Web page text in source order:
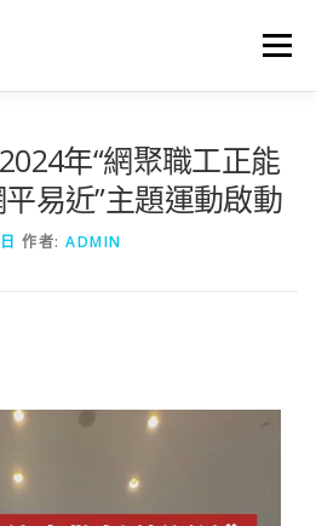
選單
年“網聚職工正能
易近”主題運動啟動
作者: ADMIN